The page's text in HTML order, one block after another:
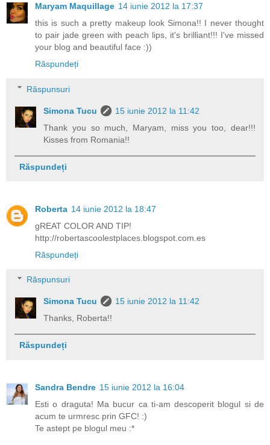
Maryam Maquillage 14 iunie 2012 la 17:37
this is such a pretty makeup look Simona!! I never thought
to pair jade green with peach lips, it's brilliant!!! I've missed
your blog and beautiful face :))
Răspundeți
Răspunsuri
Simona Tucu
15 iunie 2012 la 11:42
Thank you so much, Maryam, miss you too, dear!!!
Kisses from Romania!!
Răspundeți
Roberta 14 iunie 2012 la 18:47
gREAT COLOR AND TIP!
http://robertascoolestplaces.blogspot.com.es
Răspundeți
Răspunsuri
Simona Tucu
15 iunie 2012 la 11:42
Thanks, Roberta!!
Răspundeți
Sandra Bendre 15 iunie 2012 la 16:04
Esti o draguta! Ma bucur ca ti-am descoperit blogul si de
acum te urmresc prin GFC! :)
Te astept pe blogul meu :*